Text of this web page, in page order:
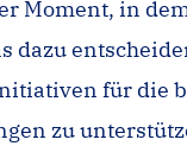
Moment, in
dazu
für
zu